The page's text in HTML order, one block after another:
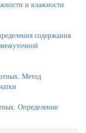
и влажности
содержания
Метод
Определение